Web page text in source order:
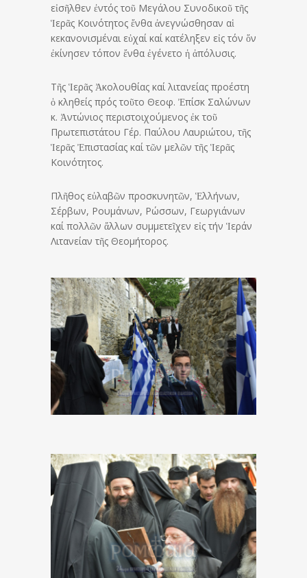
εἰσῆλθεν ἐντός τοῦ Μεγάλου Συνοδικοῦ τῆς
Ἱερᾶς Κοινότητος ἔνθα ἀνεγνώσθησαν αἱ
κεκανονισμέναι εὐχαί καί κατέληξεν εἰς τόν ὅν
ἐκίνησεν τόπον ἔνθα ἐγένετο ἡ ἀπόλυσις.
Τῆς Ἱερᾶς Ἀκολουθίας καί λιτανείας προέστη
ὁ κληθείς πρός τοῦτο Θεοφ. Ἐπίσκ Σαλώνων
κ. Ἀντώνιος περιστοιχούμενος ἐκ τοῦ
Πρωτεπιστάτου Γέρ. Παύλου Λαυριώτου, τῆς
Ἱερᾶς Ἐπιστασίας καί τῶν μελῶν τῆς Ἱερᾶς
Κοινότητος.
Πλῆθος εὐλαβῶν προσκυνητῶν, Ἑλλήνων,
Σέρβων, Ρουμάνων, Ρώσσων, Γεωργιάνων
καί πολλῶν ἄλλων συμμετεῖχεν εἰς τήν Ἱεράν
Λιτανείαν τῆς Θεομήτορος.